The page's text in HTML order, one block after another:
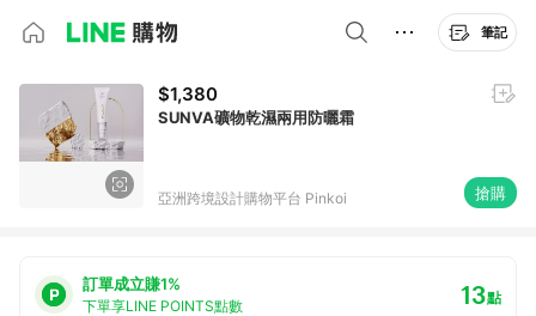
筆記
$1,380
SUNVA礦物乾濕兩用防曬霜
亞洲跨境設計購物平台 Pinkoi 搶購
訂單成立賺1%
下單享LINE POINTS點數 13點